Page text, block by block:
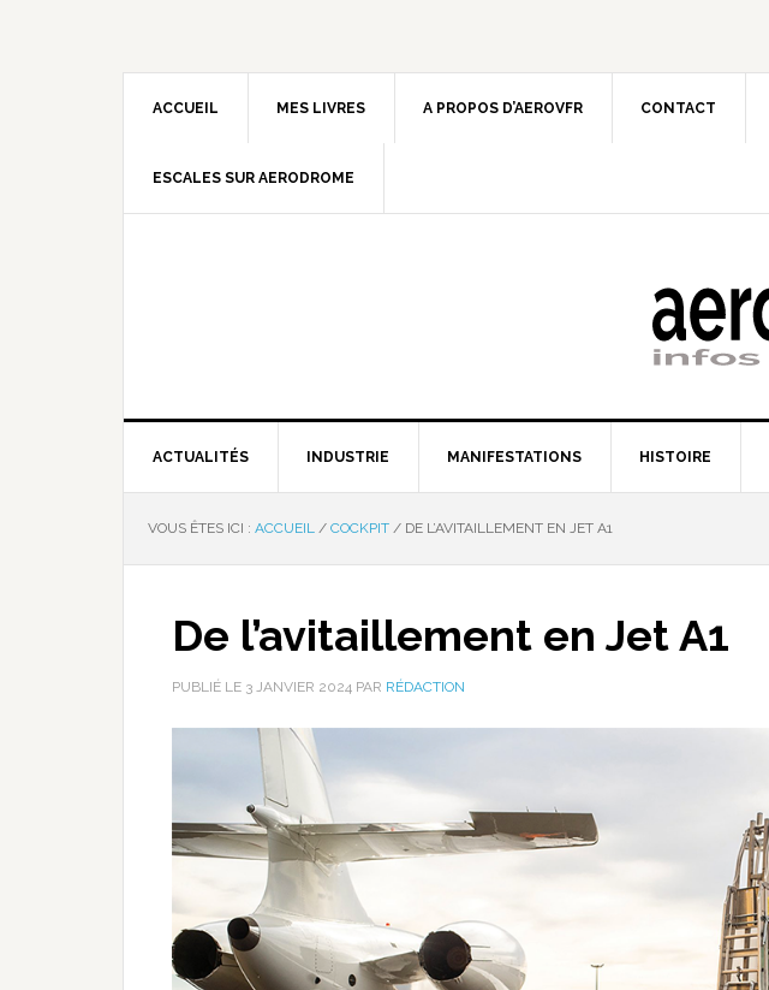
ACCUEIL MES LIVRES A PROPOS D’AEROVFR CONTACT
ESCALES SUR AERODROME
ACTUALITÉS INDUSTRIE MANIFESTATIONS HISTOIRE
VOUS ÊTES ICI : ACCUEIL / COCKPIT / DE L’AVITAILLEMENT EN JET A1
De l’avitaillement en Jet A1
PUBLIÉ LE 3 JANVIER 2024 PAR RÉDACTION